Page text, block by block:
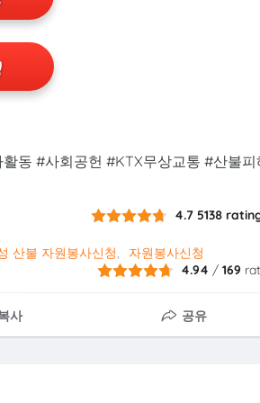
동 #사회공헌 #KTX무상교통 #산불피
4.7 5138
산불 자원봉사신청
자원봉사신청
4.94 /169
사 공유